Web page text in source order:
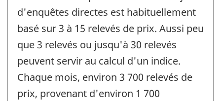
d'enquêtes directes est habituellement
basé sur 3 à 15 relevés de prix. Aussi peu
que 3 relevés ou jusqu'à 30 relevés
peuvent servir au calcul d'un indice.
Chaque mois, environ 3 700 relevés de
prix, provenant d'environ 1 700